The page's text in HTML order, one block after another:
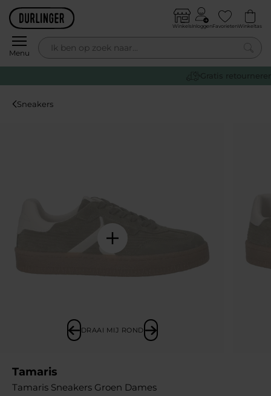
Skip to content
Menu
WinkelsInloggenFavorietenWinkeltas
0
Sneakers
DRAAI MIJ ROND
Tamaris
Tamaris Sneakers Groen Dames